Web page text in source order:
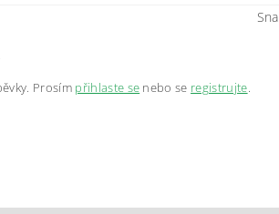
Prosím přihlaste se nebo se registrujte.